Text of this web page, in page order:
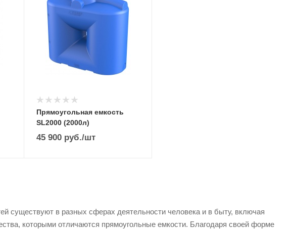
Прямоугольная емкость
SL2000 (2000л)
45 900 руб./шт
существуют в разных сферах деятельности человека и в быту, включая
которыми отличаются прямоугольные емкости. Благодаря своей форме